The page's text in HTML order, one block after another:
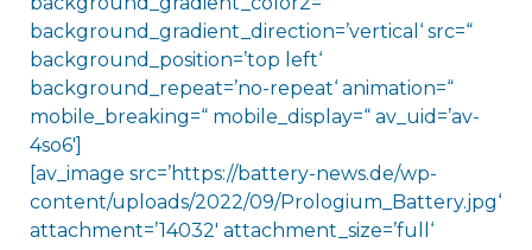
background_gradient_direction=’vertical‘ src=“
background_position=’top left‘
background_repeat=’no-repeat‘ animation=“
mobile_breaking=“ mobile_display=“ av_uid=’av-
4so6′]
[av_image src=’https://battery-news.de/wp-
content/uploads/2022/09/Prologium_Battery.jpg‘
attachment=’14032′ attachment_size=’full‘